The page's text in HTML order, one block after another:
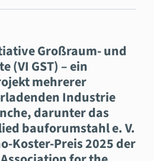
Großraum- und
(VI GST) – ein
mehrerer
Industrie
darunter das
bauforumstahl e. V.
Koster-Preis 2025 der